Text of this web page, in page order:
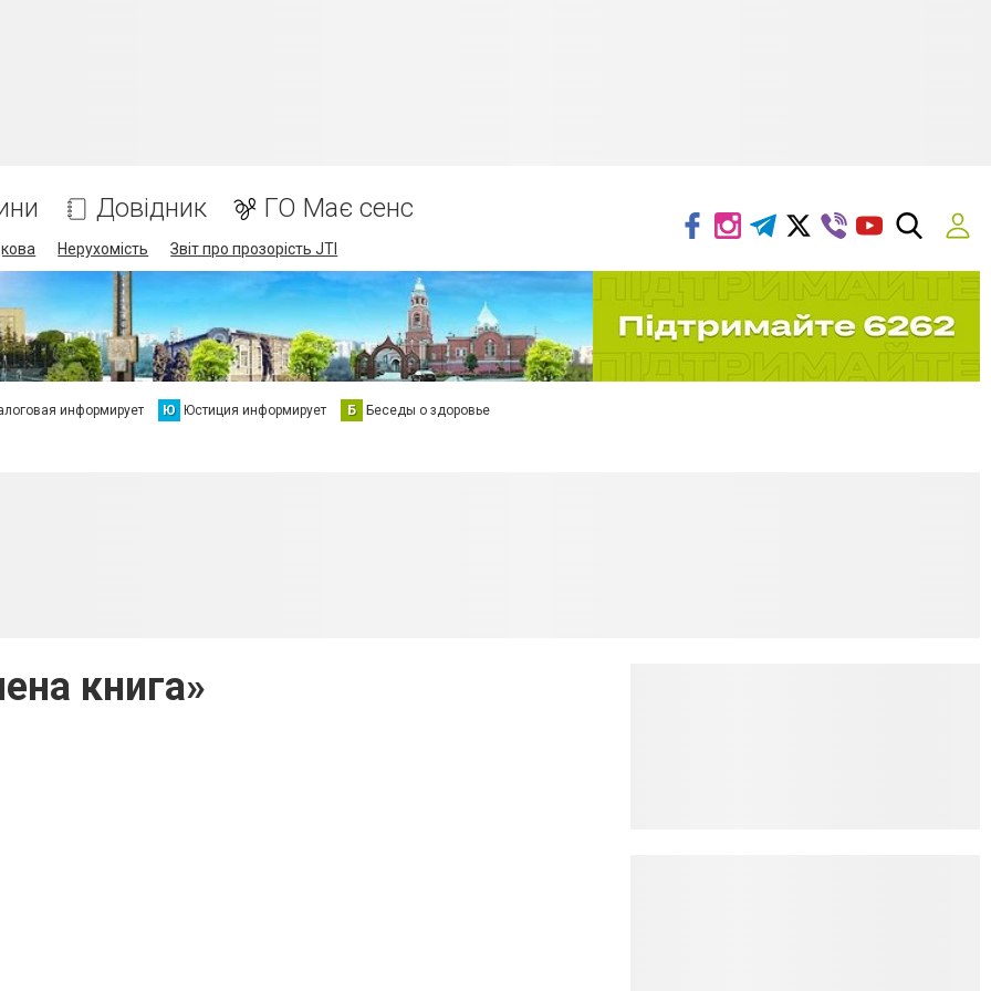
Довідник ГО Має сенс
Нерухомість Звіт про прозорість JTI
информирует Ю Юстиция информирует Б Беседы о здоровье
книга»